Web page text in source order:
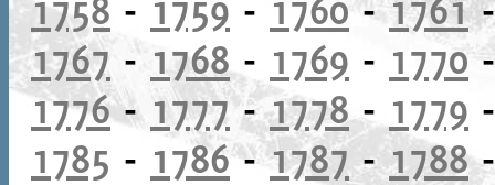
1767- 1768 - 1769 - 1770
1776- 1777-1778- 1779
1785 - 1786-1787-1788